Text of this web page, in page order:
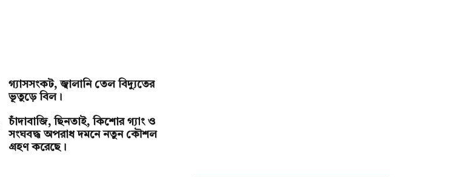
গ্যাসসংকট, জ্বালানি তেল বিদ্যুতের
ভূতুড়ে বিল।
চাঁদাবাজি, ছিনতাই, কিশোর গ্যাং ও
সংঘবদ্ধ অপরাধ দমনে নতুন কৌশল
গ্রহণ করেছে।